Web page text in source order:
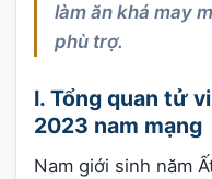
làm ăn khá may
phù trợ.
I. Tổng quan tử
2023 nam mạng
Nam giới sinh năm